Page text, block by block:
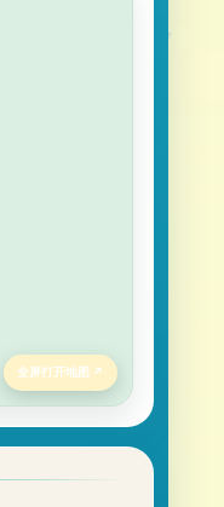
全屏打开地图 ↗